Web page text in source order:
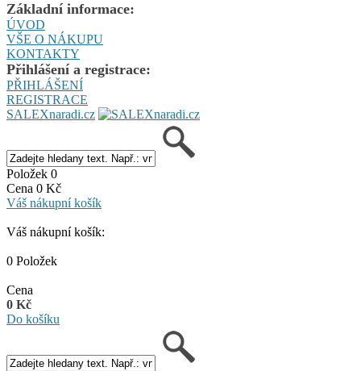
Základní informace:
ÚVOD
VŠE O NÁKUPU
KONTAKTY
Přihlášení a registrace:
PŘIHLÁŠENÍ
REGISTRACE
SALEXnaradi.cz
Položek 0
Cena 0 Kč
Váš nákupní košík
Váš nákupní košík:
0 Položek
Cena
0 Kč
Do košíku